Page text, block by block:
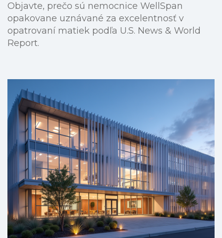
Objavte, prečo sú nemocnice WellSpan
opakovane uznávané za excelentnosť v
opatrovaní matiek podľa U.S. News & World
Report.